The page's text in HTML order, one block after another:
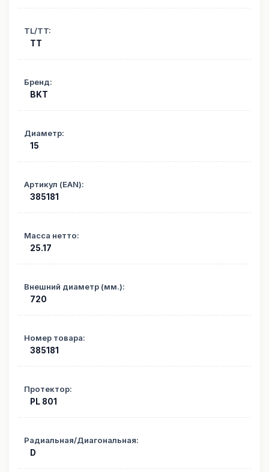
TL/TT:
TT
Бренд:
BKT
Диаметр:
15
Артикул (EAN):
385181
Масса нетто:
25.17
Внешний диаметр (мм.):
720
Номер товара:
385181
Протектор:
PL 801
Радиальная/Диагональная:
D